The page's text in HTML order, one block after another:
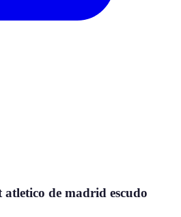
de madrid escudo